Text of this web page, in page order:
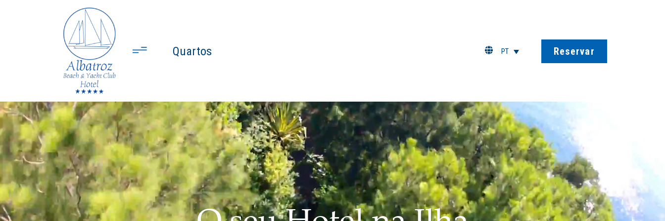
Quartos PT Reservar